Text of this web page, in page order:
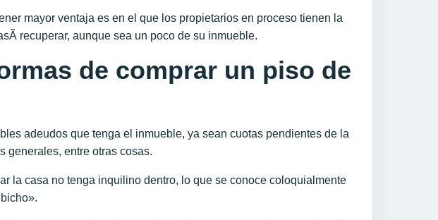
mayor ventaja es en el que los propietarios en proceso tienen la
recuperar, aunque sea un poco de su inmueble.
de comprar un piso de
adeudos que tenga el inmueble, ya sean cuotas pendientes de la
generales, entre otras cosas.
la casa no tenga inquilino dentro, lo que se conoce coloquialmente